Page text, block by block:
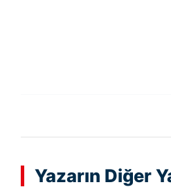
Yazarın Diğer